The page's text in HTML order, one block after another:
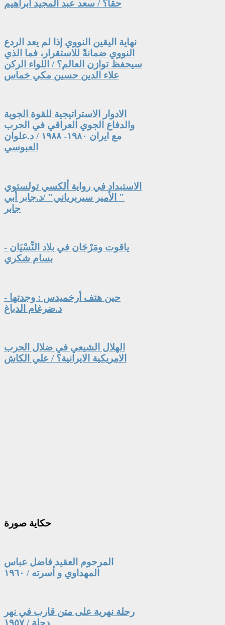
حقاً؟ / سعد عبد المجيد ابراهيم
نهاية اليقين النووي إذا لم يعد الردع
النووي ضمانةً للاستقرار، فما الذي
سيحفظ توازن العالم؟ / اللواء الركن
علاء الدين حسين مكي خماس
الادوار الاستراتيجية للقوة الجوية
والدفاع الجوي العراقي في الحرب
مع ايران ١٩٨٠- ١٩٨٨ / د.علوان
العبوسي
الاستبداد في رواية ألكسي تولستوي
" الأمير سيربرياني" /د.جابر أبي
جابر
ياقوت ومَرْجَان في بلاد النِّسْيَان -
بسام شكري
حين هتف أرخميدس : وجدتها -
د.ضرغام الدباغ
الهلال الشيعي في ضلال الحرب
الامريكية الايرانية؟ / علي الكاش
حكاية صورة
المرحوم العقيد فاضل عباس
المهداوي و أسرته / ١٩٦٠
رحلة نهرية على متن قارب في نهر